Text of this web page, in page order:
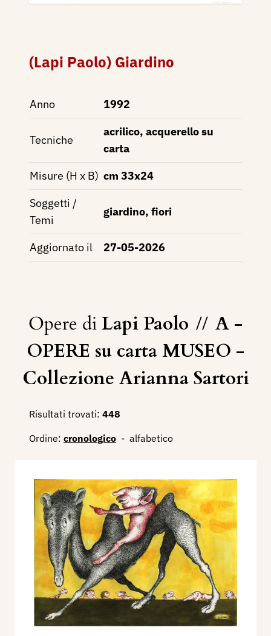
(Lapi Paolo) Giardino
Anno 1992
Tecniche
acrilico, acquerello su
carta
Misure (H x B) cm 33x24
Soggetti /
Temi
giardino, fiori
Aggiornato il 27-05-2026
Opere diLapi Paolo // A -
OPERE su carta MUSEO -
Collezione Arianna Sartori
Risultati trovati: 448
Ordine: cronologico - alfabetico